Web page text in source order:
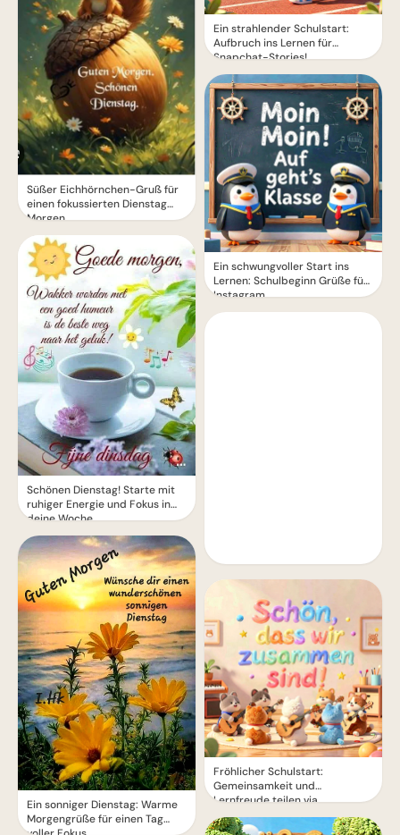
Süßer Eichhörnchen-Gruß für
einen fokussierten Dienstag
Morgen.
Schönen Dienstag! Starte mit
ruhiger Energie und Fokus in
deine Woche
Ein sonniger Dienstag: Warme
Morgengrüße für einen Tag
Ein strahlender Schulstart:
Aufbruch ins Lernen für
Snapchat-Stories!
Ein schwungvoller Start ins
Lernen: Schulbeginn Grüße für
Instagram
Fröhlicher Schulstart:
Gemeinsamkeit und
Lernfreude teilen via
WhatsApp!